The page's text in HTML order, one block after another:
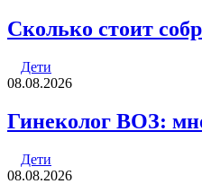
Cколько стоит
Дети
08.08.2026
Гинеколог ВОЗ:
Дети
08.08.2026